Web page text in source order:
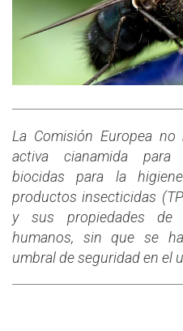
La Comisión Europea
activa cianamida
biocidas para la
productos insecticidas
y sus propiedades de
humanos, sin que se
umbral de seguridad en el